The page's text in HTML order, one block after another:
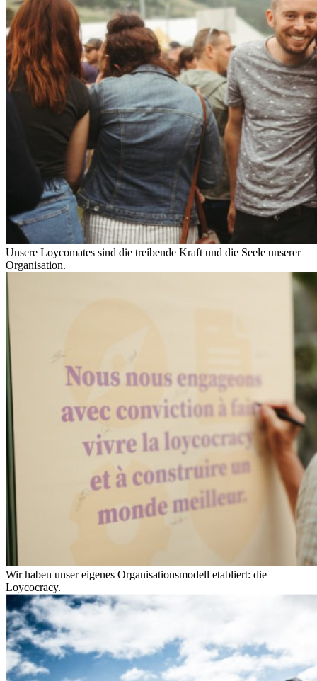
Unsere Loycomates sind die treibende Kraft und die Seele unserer
Organisation.
Wir haben unser eigenes Organisationsmodell etabliert: die
Loycocracy.